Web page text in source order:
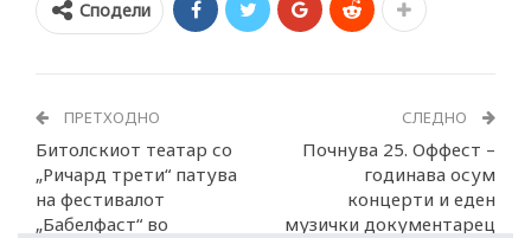
Сподели
ПРЕТХОДНО
Битолскиот театар со
„Ричард трети“ патува
на фестивалот
„Бабелфаст“ во
СЛЕДНО
Почнува 25. Оффест –
годинава осум
концерти и еден
музички документарец